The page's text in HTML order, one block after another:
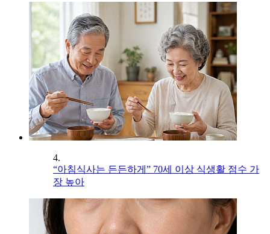
4.
“아침식사는 든든하게” 70세 이상 식생활 점수 가
장 높아